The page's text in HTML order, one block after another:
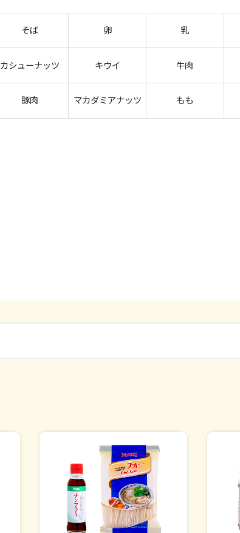
そば 卵 乳
カシューナッツ キウイ 牛肉
豚肉 マカダミアナッツ もも